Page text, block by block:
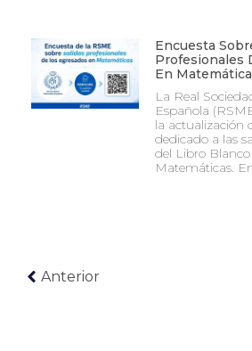
Encuesta
Profesionales
En
La Real
Española
la actualización
dedicado a las
del Libro Blanco
Matemáticas.
Anterior